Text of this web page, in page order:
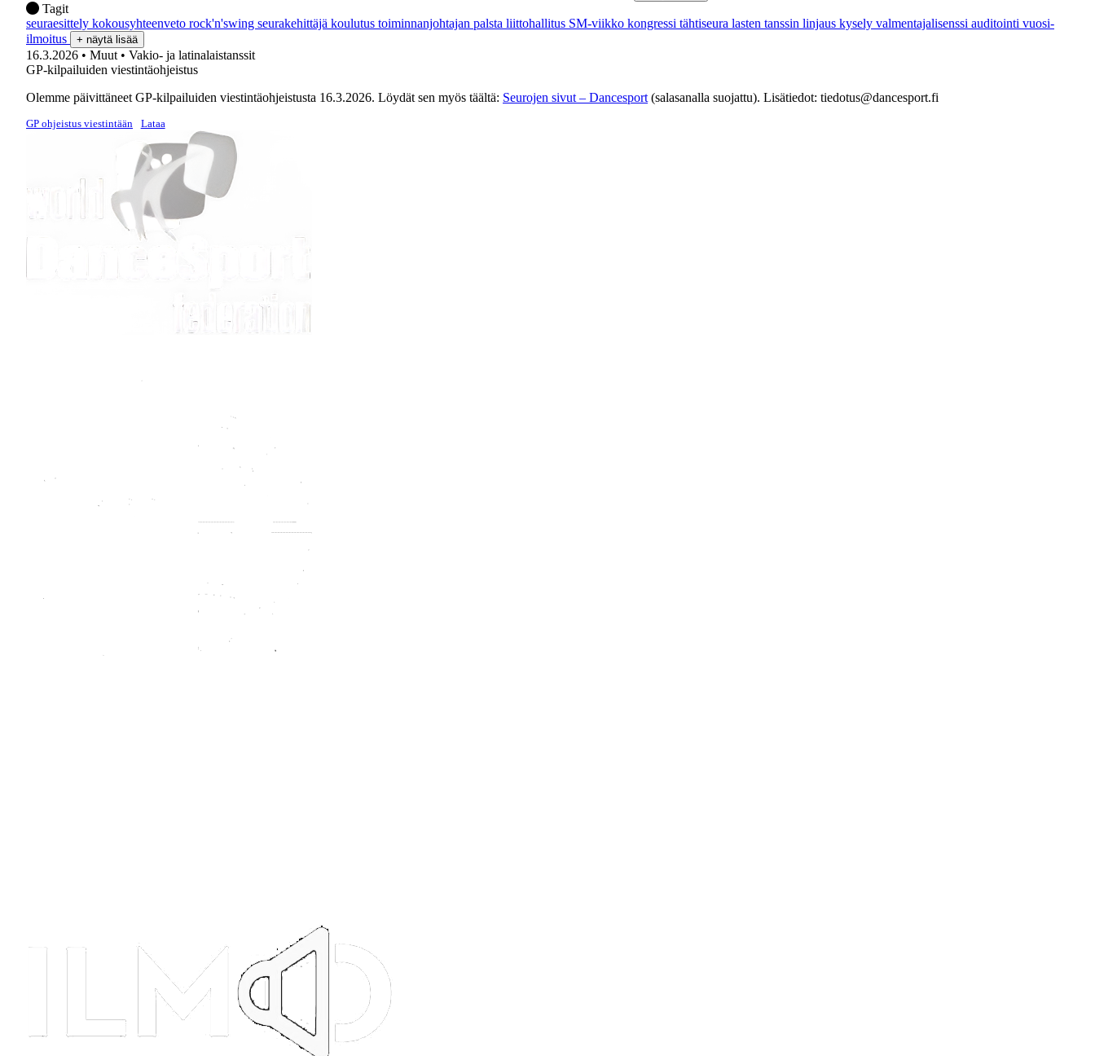
Tagit
seuraesittely kokousyhteenveto rock'n'swing seurakehittäjä koulutus toiminnanjohtajan palsta liittohallitus SM-viikko kongressi tähtiseura lasten tanssin linjaus kysely valmentajalisenssi auditointi vuosi-
ilmoitus
+ näytä lisää
16.3.2026 • Muut • Vakio- ja latinalaistanssit
GP-kilpailuiden viestintäohjeistus
Olemme päivittäneet GP-kilpailuiden viestintäohjeistusta 16.3.2026. Löydät sen myös täältä: Seurojen sivut – Dancesport (salasanalla suojattu). Lisätiedot: tiedotus@dancesport.fi
GP ohjeistus viestintään Lataa